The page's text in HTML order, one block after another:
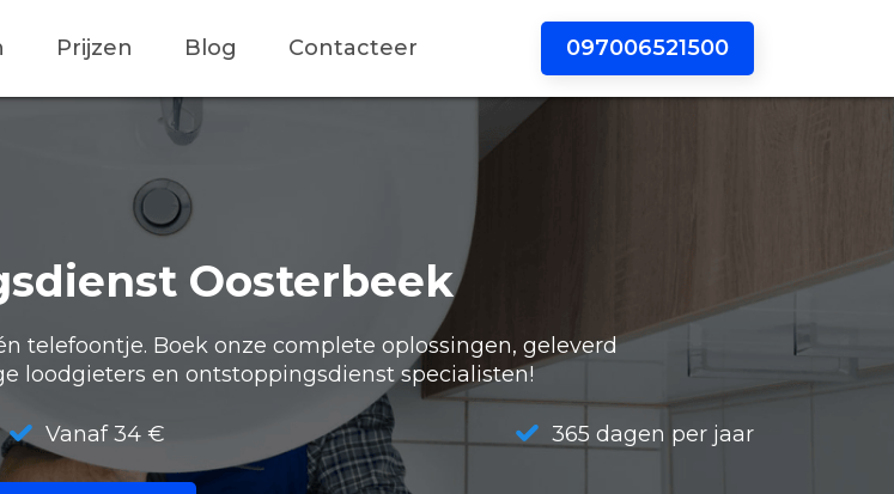
097006521500
Prijzen Blog Contacteer
Oosterbeek
telefoontje. Boek onze complete oplossingen, geleverd
loodgieters en ontstoppingsdienst specialisten!
Vanaf 34 € 365 dagen per jaar